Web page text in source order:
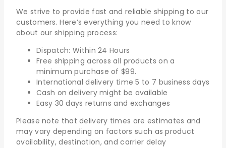
We strive to provide fast and reliable shipping to our
customers. Here’s everything you need to know
about our shipping process:
Dispatch: Within 24 Hours
Free shipping across all products on a
minimum purchase of $99.
International delivery time 5 to 7 business days
Cash on delivery might be available
Easy 30 days returns and exchanges
Please note that delivery times are estimates and
may vary depending on factors such as product
availability, destination, and carrier delay